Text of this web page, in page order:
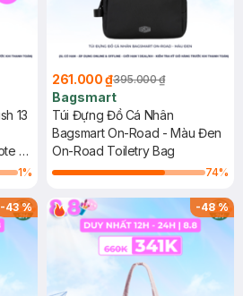
13
-
1%
261.000 ₫395.000 ₫
Bagsmart
Túi Đựng Đồ Cá Nhân
Bagsmart On-Road - Màu Đen
On-Road Toiletry Bag
74%
-43% -48%